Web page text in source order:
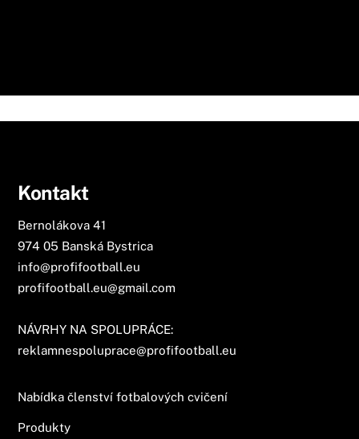
Kontakt
Bernolákova 41
974 05 Banská Bystrica
info@profifootball.eu
profifootball.eu@gmail.com
NÁVRHY NA SPOLUPRÁCE:
reklamnespoluprace@profifootball.eu
Nabídka členství fotbalových cvičení
Produkty